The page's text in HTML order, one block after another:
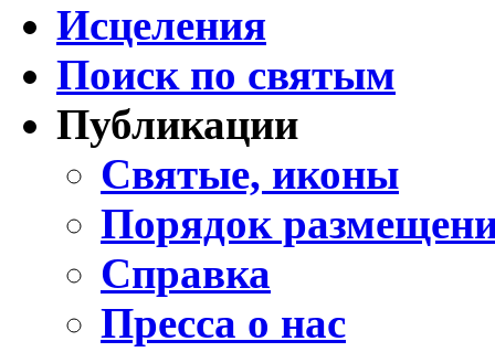
Исцеления
Поиск по святым
Публикации
Святые, иконы
Порядок
Справка
Пресса о нас